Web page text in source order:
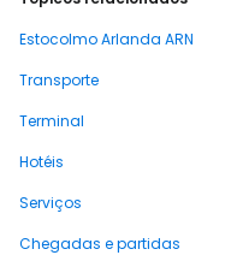
Estocolmo Arlanda ARN
Transporte
Terminal
Hotéis
Serviços
Chegadas e partidas